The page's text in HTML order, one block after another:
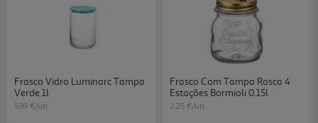
Frasco Vidro Luminarc Tampa
Verde 1l
5.99 €/un
Frasco Com Tampa Rosca 4
Estações Bormioli 0.15l
2.25 €/un